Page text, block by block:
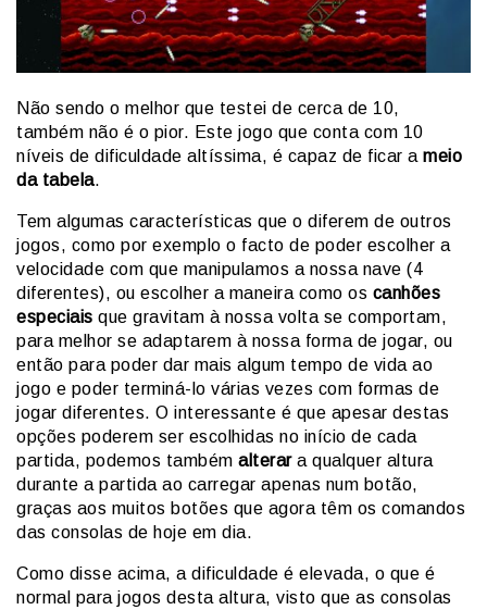
Não sendo o melhor que testei de cerca de 10,
também não é o pior. Este jogo que conta com 10
níveis de dificuldade altíssima, é capaz de ficar a meio
da tabela.
Tem algumas características que o diferem de outros
jogos, como por exemplo o facto de poder escolher a
velocidade com que manipulamos a nossa nave (4
diferentes), ou escolher a maneira como os canhões
especiais que gravitam à nossa volta se comportam,
para melhor se adaptarem à nossa forma de jogar, ou
então para poder dar mais algum tempo de vida ao
jogo e poder terminá-lo várias vezes com formas de
jogar diferentes. O interessante é que apesar destas
opções poderem ser escolhidas no início de cada
partida, podemos também alterara qualquer altura
durante a partida ao carregar apenas num botão,
graças aos muitos botões que agora têm os comandos
das consolas de hoje em dia.
Como disse acima, a dificuldade é elevada, o que é
normal para jogos desta altura, visto que as consolas